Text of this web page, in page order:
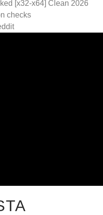
[x32-x64] Clean 2026
checks